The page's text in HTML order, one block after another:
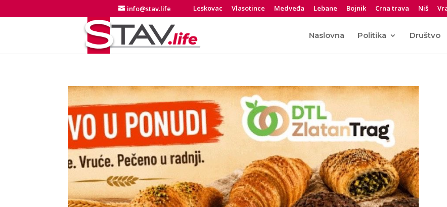
info@stav.life Leskovac Vlasotince Medveđa Lebane Bojnik Crna trava Niš
Naslovna Politika Društvo